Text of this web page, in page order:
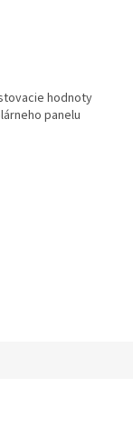
hodnoty
panelu